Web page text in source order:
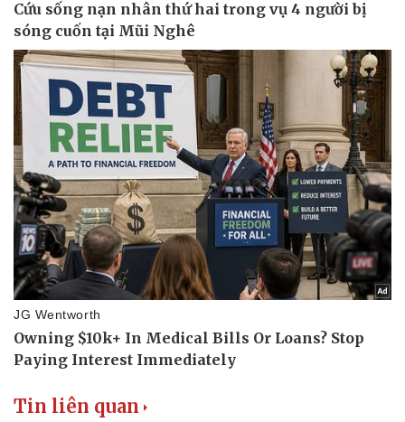
Doanh nghiệp
Thông tin doanh nghiệp
Doanh nghiệp 24h
Doanh nhân
Vì cộng đồng
Công nghệ
Sành điệu
Tin Công nghệ
Trải nghiệm
Chuyển đổi số
Tin liên quan